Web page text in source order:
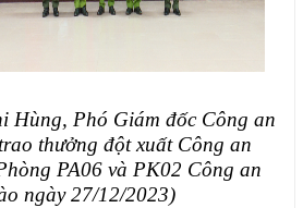
Hùng, Phó Giám đốc Công an
thưởng đột xuất Công an
PA06 và PK02 Công an
ngày 27/12/2023)